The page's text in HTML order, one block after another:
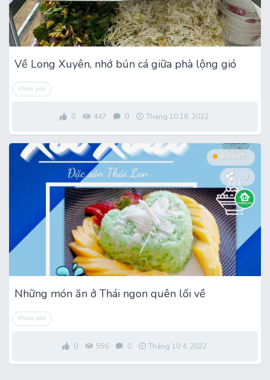
Về Long Xuyên, nhớ bún cá giữa phà lộng gió
Khám phá
0 447 0 Tháng 10 18, 2022
BÀI VIẾT
0
Những món ăn ở Thái ngon quên lối về
Khám phá
0 556 0 Tháng 10 4, 2022